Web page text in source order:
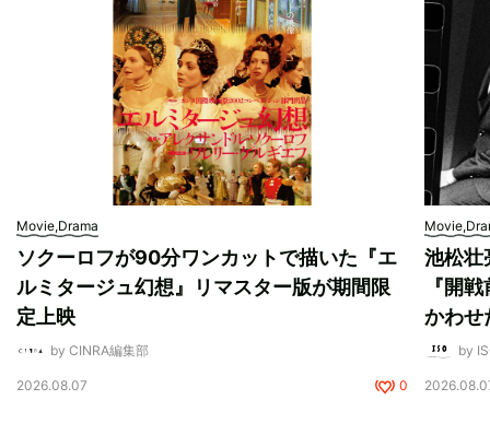
Movie,Drama
ソクーロフが90分ワンカットで描いた『エ
ルミタージュ幻想』リマスター版が期間限
定上映
by CINRA編集部
2026.08.07 0
池松壮
『開
かわせ
by